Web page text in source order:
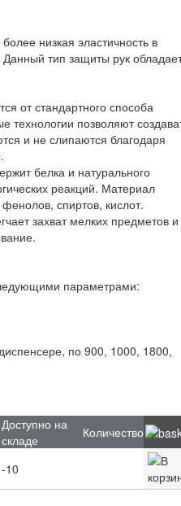
низкая эластичность в
тип защиты рук
от стандартного способа
технологии позволяют
и не слипаются благодаря
белка и натурального
реакций. Материал
спиртов, кислот.
захват мелких предметов и
параметрами:
по 900, 1000, 1800,
Доступно на
складе
Количество
-10